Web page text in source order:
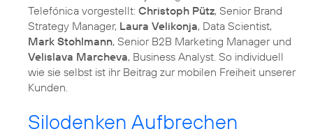
Telefónica vorgestellt: Christoph Pütz, Senior Brand
Strategy Manager, Laura Velikonja, Data Scientist,
Mark Stohlmann, Senior B2B Marketing Manager und
Velislava Marcheva, Business Analyst. So individuell
wie sie selbst ist ihr Beitrag zur mobilen Freiheit unserer
Kunden.
Silodenken Aufbrechen